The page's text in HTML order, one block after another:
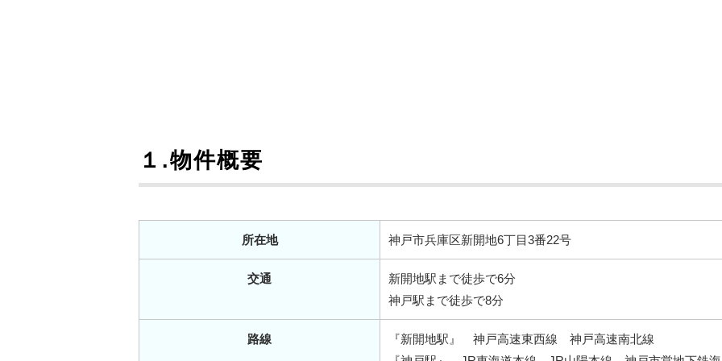
１.物件概要
所在地 神戸市兵庫区新開地6丁目3番22号
交通
新開地駅まで徒歩で6分
神戸駅まで徒歩で8分
路線
『新開地駅』 神戸高速東西線 神戸高速南北線